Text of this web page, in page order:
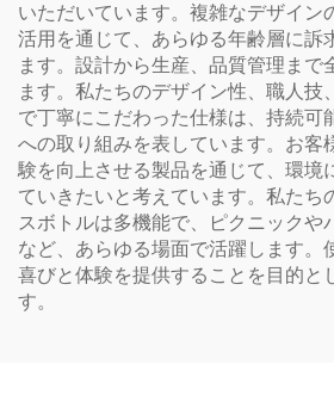
いただいています。複雑なデザイン
活用を通じて、あらゆる年齢層に訴
ます。設計から生産、品質管理まで
ます。私たちのデザイン性、職人技
で丁寧にこだわった仕様は、持続可
への取り組みを表しています。お客
験を向上させる製品を通じて、環境
ていきたいと考えています。私たち
スボトルは多機能で、ピクニックや
など、あらゆる場面で活躍します。
喜びと体験を提供することを目的と
す。